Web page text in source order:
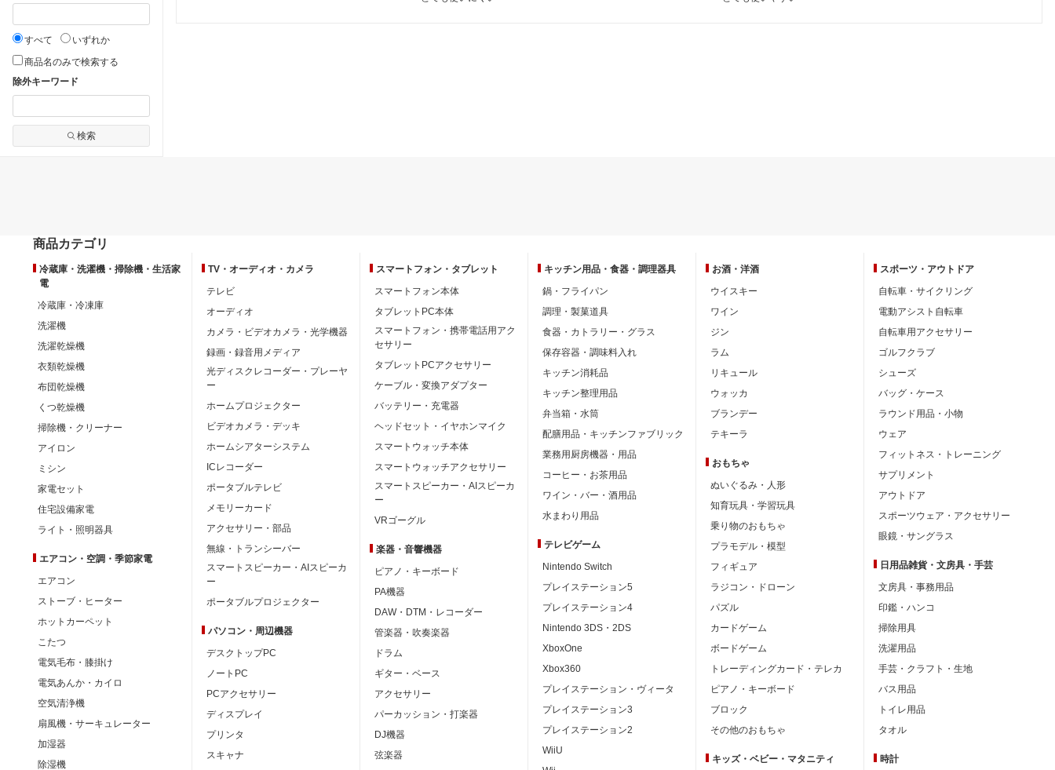
すべて
いずれか
商品名のみで検索する
除外キーワード
検索
商品カテゴリ
冷蔵庫・洗濯機・掃除機・生活家
電
冷蔵庫・冷凍庫
洗濯機
洗濯乾燥機
衣類乾燥機
布団乾燥機
くつ乾燥機
掃除機・クリーナー
アイロン
ミシン
家電セット
住宅設備家電
ライト・照明器具
エアコン・空調・季節家電
エアコン
ストーブ・ヒーター
ホットカーペット
こたつ
電気毛布・膝掛け
電気あんか・カイロ
空気清浄機
扇風機・サーキュレーター
加湿器
除湿機
TV・オーディオ・カメラ
テレビ
オーディオ
カメラ・ビデオカメラ・光学機器
録画・録音用メディア
光ディスクレコーダー・プレーヤ
ー
ホームプロジェクター
ビデオカメラ・デッキ
ホームシアターシステム
ICレコーダー
ポータブルテレビ
メモリーカード
アクセサリー・部品
無線・トランシーバー
スマートスピーカー・AIスピーカ
ー
ポータブルプロジェクター
パソコン・周辺機器
デスクトップPC
ノートPC
PCアクセサリー
ディスプレイ
プリンタ
スキャナ
スマートフォン・ タブレット
スマートフォン本体
タブレットPC本体
スマートフォン・携帯電話用アク
セサリー
タブレットPCアクセサリー
ケーブル・変換アダプター
バッテリー・充電器
ヘッドセット・イヤホンマイク
スマートウォッチ本体
スマートウォッチアクセサリー
スマートスピーカー・AIスピーカ
ー
VRゴーグル
楽器・音響機器
ピアノ・キーボード
PA機器
DAW・DTM・レコーダー
管楽器・吹奏楽器
ドラム
ギター・ベース
アクセサリー
パーカッション・打楽器
DJ機器
弦楽器
キッチン用品・ 食器・調理器具
鍋・フライパン
調理・製菓道具
食器・カトラリー・グラス
保存容器・調味料入れ
キッチン消耗品
キッチン整理用品
弁当箱・水筒
配膳用品・キッチンファブリック
業務用厨房機器・用品
コーヒー・お茶用品
ワイン・バー・酒用品
水まわり用品
テレビゲーム
Nintendo Switch
プレイステーション5
プレイステーション4
Nintendo 3DS・2DS
XboxOne
Xbox360
プレイステーション・ヴィータ
プレイステーション3
プレイステーション2
WiiU
お酒・洋酒
ウイスキー
ワイン
ジン
ラム
リキュール
ウォッカ
ブランデー
テキーラ
おもちゃ
ぬいぐるみ・人形
知育玩具・学習玩具
乗り物のおもちゃ
プラモデル・模型
フィギュア
ラジコン・ドローン
パズル
カードゲーム
ボードゲーム
トレーディングカード・テレカ
ピアノ・キーボード
ブロック
その他のおもちゃ
キッズ・ベビー・ マタニティ
スポーツ・ アウトドア
自転車・サイクリング
電動アシスト自転車
自転車用アクセサリー
ゴルフクラブ
シューズ
バッグ・ケース
ラウンド用品・小物
ウェア
フィットネス・トレーニング
サプリメント
アウトドア
スポーツウェア・アクセサリー
眼鏡・サングラス
日用品雑貨・文房具・手芸
文房具・事務用品
印鑑・ハンコ
掃除用具
洗濯用品
手芸・クラフト・生地
バス用品
トイレ用品
タオル
時計